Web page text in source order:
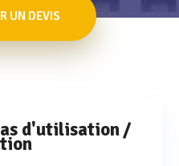
UN DEVIS
d'utilisation /